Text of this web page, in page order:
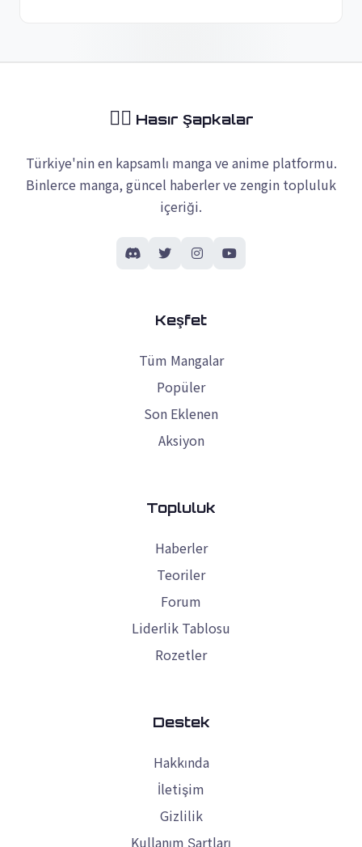
🏴‍☠️ Hasır Şapkalar
Türkiye'nin en kapsamlı manga ve anime platformu.
Binlerce manga, güncel haberler ve zengin topluluk
içeriği.
Keşfet
Tüm Mangalar
Popüler
Son Eklenen
Aksiyon
Topluluk
Haberler
Teoriler
Forum
Liderlik Tablosu
Rozetler
Destek
Hakkında
İletişim
Gizlilik
Kullanım Şartları